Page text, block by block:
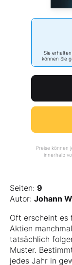
Sie
können Sie
Preise können
innerhalb
Seiten: 9
Autor: Johann
Oft erscheint es
Aktien
tatsächlich
Muster.
jedes Jahr in